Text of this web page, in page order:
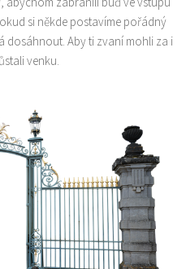
si někde postavíme pořádný
dosáhnout. Aby ti zvaní mohli za i
venku.